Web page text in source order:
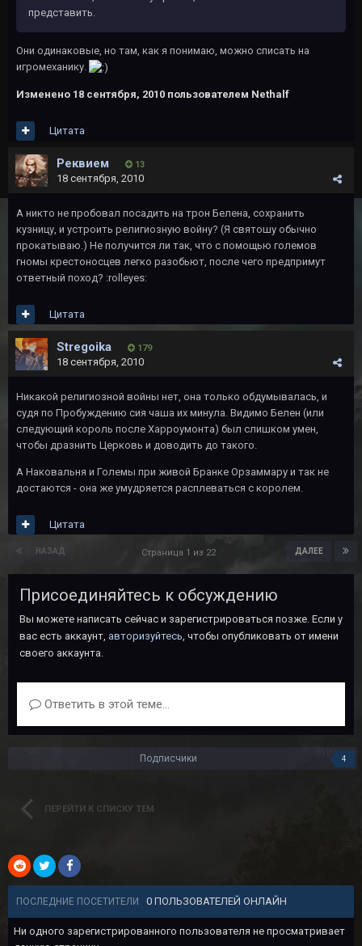
представить.
Они одинаковые, но там, как я понимаю, можно списать на
игромеханику.
Изменено 18 сентября, 2010 пользователем Nethalf
Цитата
Реквием 13
18 сентября, 2010
А никто не пробовал посадить на трон Белена, сохранить
кузницу, и устроить религиозную войну? (Я святошу обычно
прокатываю.) Не получится ли так, что с помощью големов
гномы крестоносцев легко разобьют, после чего предпримут
ответный поход? :rolleyes:
Цитата
Stregoika 179
18 сентября, 2010
Никакой религиозной войны нет, она только обдумывалась, и
судя по Пробуждению сия чаша их минула. Видимо Белен (или
следующий король после Харроумонта) был слишком умен,
чтобы дразнить Церковь и доводить до такого.
А Наковальня и Големы при живой Бранке Орзаммару и так не
достаются - она же умудряется расплеваться с королем.
Цитата
НАЗАД ДАЛЕЕ
Страница 1 из 22
Присоединяйтесь к обсуждению
Вы можете написать сейчас и зарегистрироваться позже. Если у
вас есть аккаунт, авторизуйтесь, чтобы опубликовать от имени
своего аккаунта.
Ответить в этой теме...
Подписчики 4
ПЕРЕЙТИ К СПИСКУ ТЕМ
ПОСЛЕДНИЕ ПОСЕТИТЕЛИ 0 ПОЛЬЗОВАТЕЛЕЙ ОНЛАЙН
Ни одного зарегистрированного пользователя не просматривает